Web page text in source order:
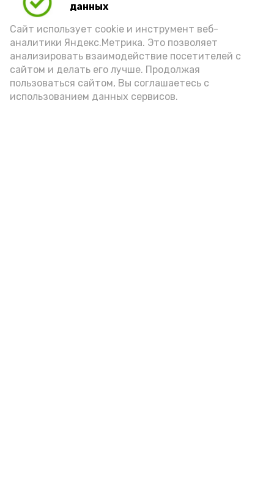
данных
Сайт использует cookie и инструмент веб-
аналитики Яндекс.Метрика. Это позволяет
анализировать взаимодействие посетителей с
сайтом и делать его лучше. Продолжая
пользоваться сайтом, Вы соглашаетесь с
использованием данных сервисов.
Подпишись!